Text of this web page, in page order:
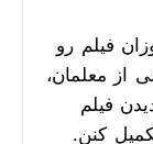
فیلم رو
از معلمان،
فیلم
کنن.